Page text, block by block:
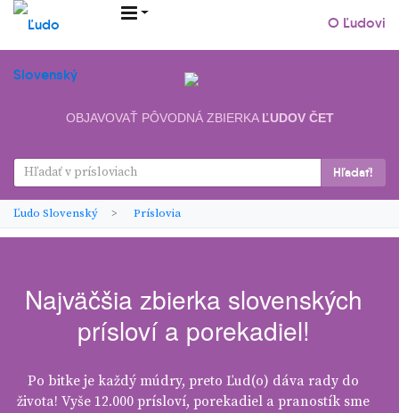
O Ľudovi
OBJAVOVAŤ PÔVODNÁ ZBIERKA ĽUDOV ČET
Hľadať!
Ľudo Slovenský Príslovia
Najväčšia zbierka slovenských
prísloví a porekadiel!
Po bitke je každý múdry, preto Ľud(o) dáva rady do
života! Vyše 12.000 prísloví, porekadiel a pranostík sme